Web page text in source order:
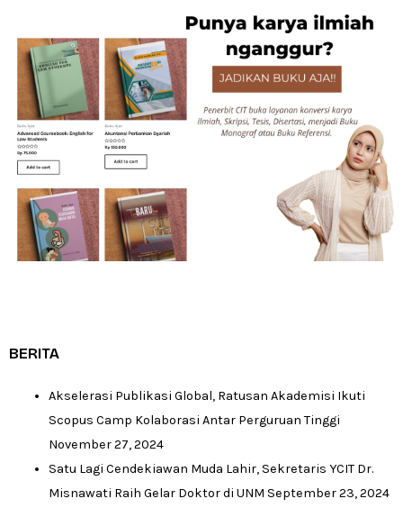
BERITA
Akselerasi Publikasi Global, Ratusan Akademisi Ikuti
Scopus Camp Kolaborasi Antar Perguruan Tinggi
November 27, 2024
Satu Lagi Cendekiawan Muda Lahir, Sekretaris YCIT Dr.
Misnawati Raih Gelar Doktor di UNM September 23, 2024